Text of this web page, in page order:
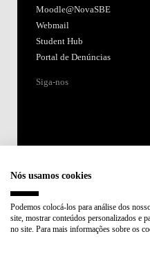
Moodle@NovaSBE
Webmail
Student Hub
Portal de Denúncias
Siga-nos
Membro de:
Nós usamos cookies
Podemos colocá-los para análise dos
site, mostrar conteúdos personalizados e
no site. Para mais informações sobre os